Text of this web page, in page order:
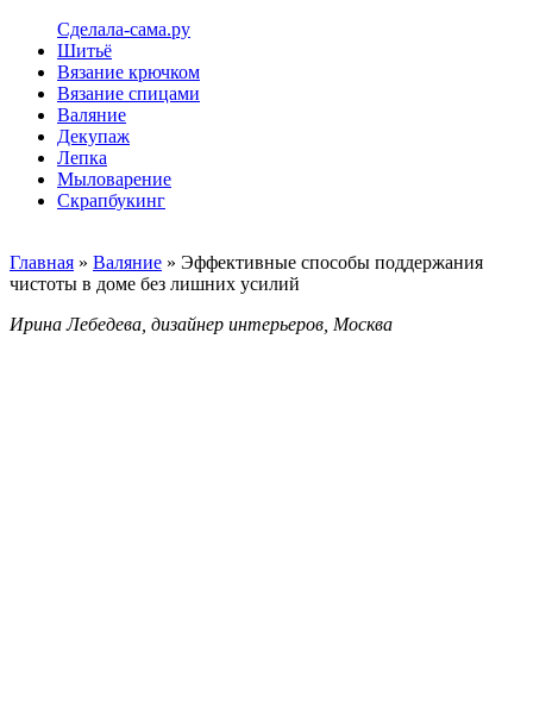
Сделала-сама.ру
Шитьё
Вязание крючком
Вязание спицами
Валяние
Декупаж
Лепка
Мыловарение
Скрапбукинг
Главная » Валяние » Эффективные способы поддержания
чистоты в доме без лишних усилий
Ирина Лебедева, дизайнер интерьеров, Москва